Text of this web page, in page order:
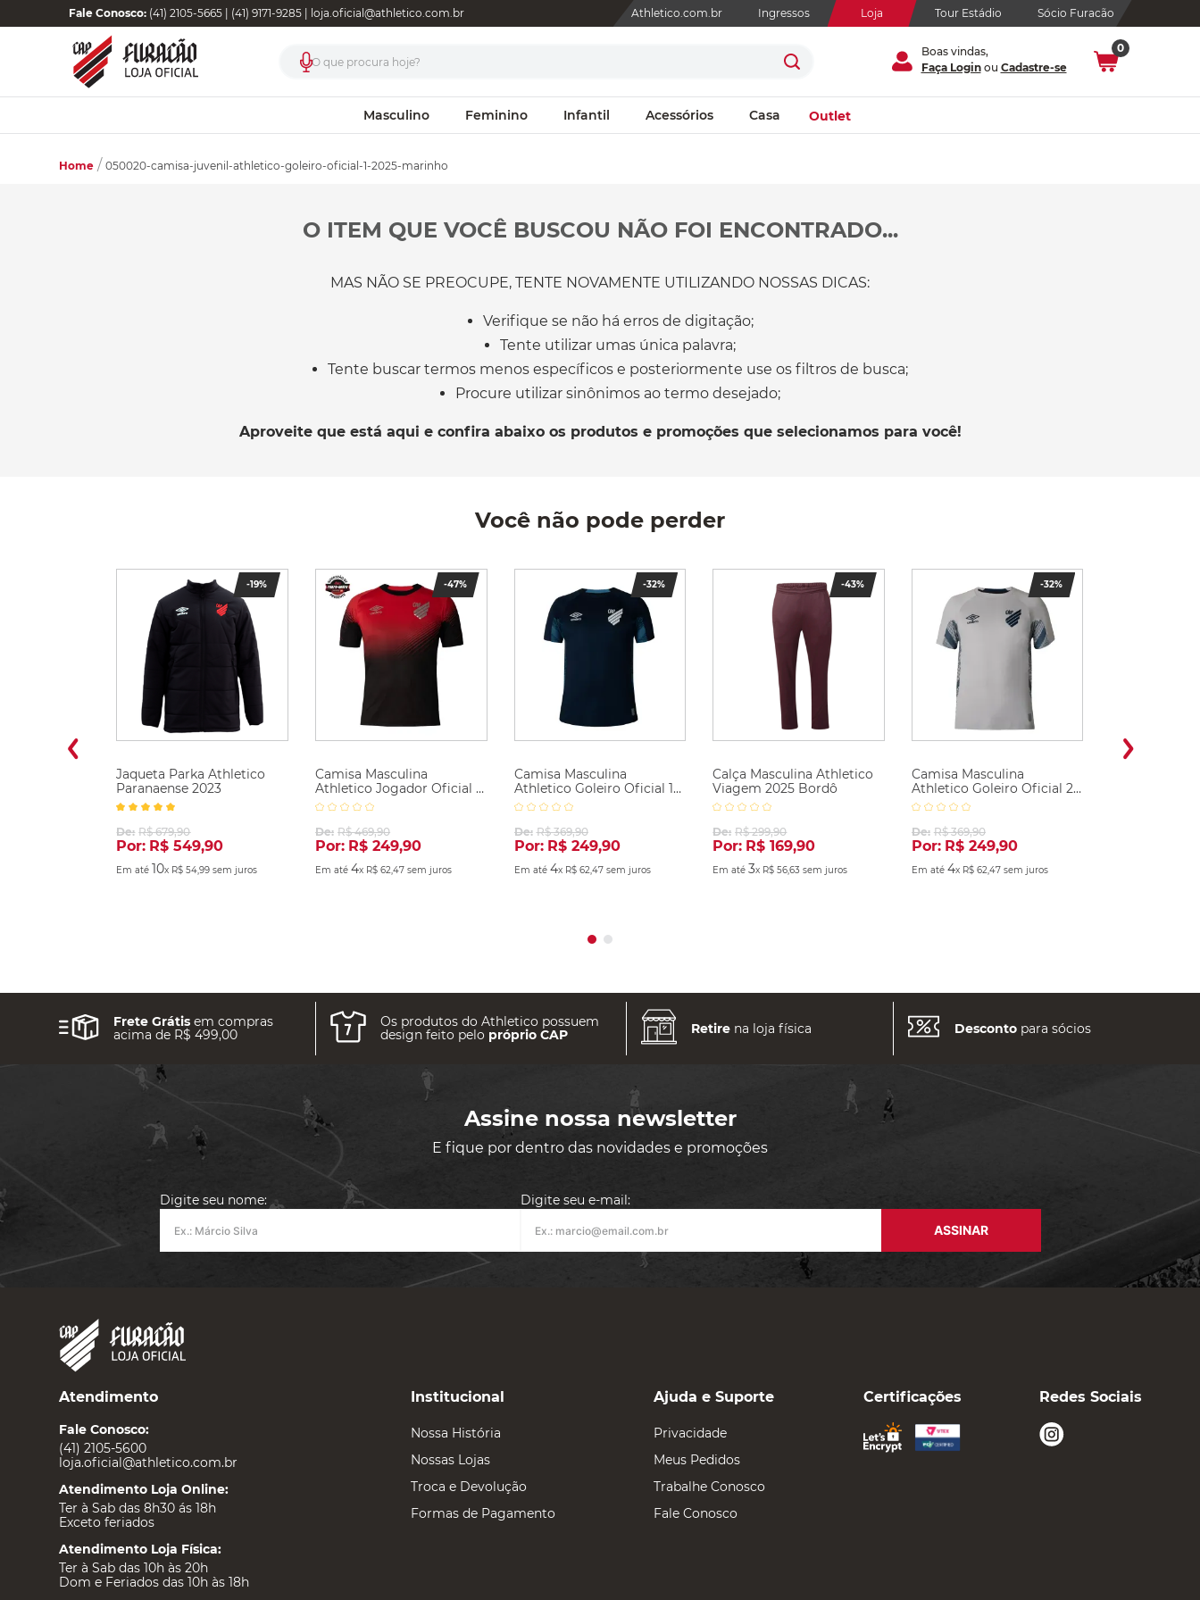
Fale Conosco:(41) 2105-5665 | (41) 9171-9285 | loja.oficial@athletico.com.br Athletico.com.br Ingressos Loja Tour Estádio Sócio Furacão
O que procura hoje?
Boas vindas,
Faça Loginou Cadastre-se
0
Masculino Feminino Infantil Acessórios Casa Outlet
Home 050020-camisa-juvenil-athletico-goleiro-oficial-1-2025-marinho
O ITEM QUE VOCÊ BUSCOU NÃO FOI ENCONTRADO...
MAS NÃO SE PREOCUPE, TENTE NOVAMENTE UTILIZANDO NOSSAS DICAS:
Verifique se não há erros de digitação;
Tente utilizar umas única palavra;
Tente buscar termos menos específicos e posteriormente use os filtros de busca;
Procure utilizar sinônimos ao termo desejado;
Aproveite que está aqui e confira abaixo os produtos e promoções que selecionamos para você!
Você não pode perder
-19%
Jaqueta Parka Athletico
Paranaense 2023
De: R$ 679,90
Por: R$ 549,90
Em até 10x R$ 54,99 sem juros
-47%
Camisa Masculina
Athletico Jogador Oficial 1
2025
De: R$ 469,90
Por: R$ 249,90
Em até4x R$ 62 ,47 sem juros
-32%
Camisa Masculina
Athletico Goleiro Oficial 1
2025 Marinho
De: R$ 369,90
Por: R$ 249,90
Em até 4x R$ 62 47sem juros
-43%
Calça Masculina Athletico
Viagem 2025 Bordô
De: R$ 299,90
Por: R$ 169,90
Em até3x R$ 56,63 sem juros
-32%
Camisa Masculina
Athletico Goleiro Oficial 2
2025 Cinza
De: R$ 369,90
Por: R$ 249,90
Em até 4x R$ 62 47sem juros
Frete Grátisem compras
acima de R$ 499,00
Os produtos do Athletico possuem
design feito pelo próprio CAP Retirena loja física Descontopara sócios
Assine nossa newsletter
E fique por dentro das novidades e promoções
Digite seu nome: Digite seu e-mail:
ASSINAR
Atendimento
Fale Conosco:
(41) 2105-5600
loja.oficial@athletico.com.br
Atendimento Loja Online:
Ter à Sab das 8h30 ás 18h
Exceto feriados
Atendimento Loja Física:
Ter à Sab das 10h às 20h
Dom e Feriados das 10h às 18h
Institucional
Nossa História
Nossas Lojas
Troca e Devolução
Formas de Pagamento
Ajuda e Suporte
Privacidade
Meus Pedidos
Trabalhe Conosco
Fale Conosco
Certificações Redes Sociais